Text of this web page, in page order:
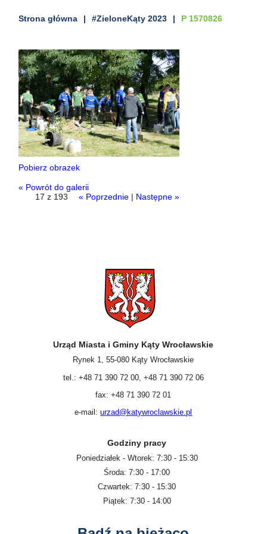
Strona główna #ZieloneKąty 2023 P 1570826
Pobierz obrazek
« Powrót do galerii
17 z 193
« Poprzednie | Następne »
Urząd Miasta i Gminy Kąty Wrocławskie
Rynek 1, 55-080 Kąty Wrocławskie
tel.: +48 71 390 72 00, +48 71 390 72 06
fax: +48 71 390 72 01
e-mail:urzad@katywroclawskie.pl
Godziny pracy
Poniedziałek - Wtorek: 7:30 - 15:30
Środa: 7:30 - 17:00
Czwartek: 7:30 - 15:30
Piątek: 7:30 - 14:00